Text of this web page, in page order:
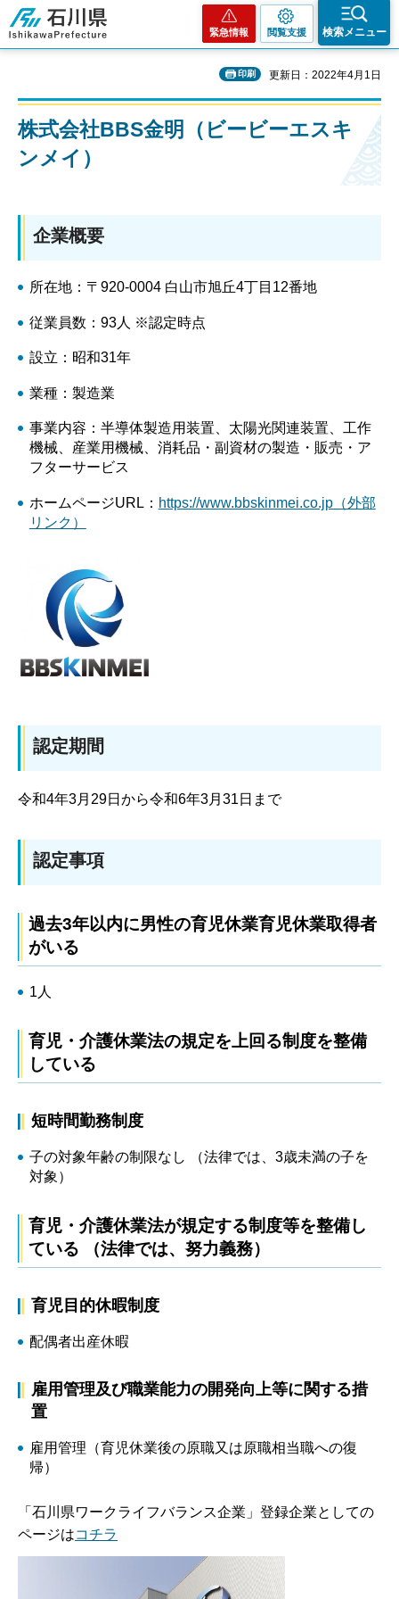
石川県
緊急情報 閲覧支援 検索メニュー
印刷 更新日：2022年4月1日
株式会社BBS金明（ビービーエスキ
ンメイ）
企業概要
所在地：〒920-0004 白山市旭丘4丁目12番地
従業員数：93人 ※認定時点
設立：昭和31年
業種：製造業
事業内容：半導体製造用装置、太陽光関連装置、工作
機械、産業用機械、消耗品・副資材の製造・販売・ア
フターサービス
ホームページURL： https://www.bbskinmei.co.jp（外部
リンク）
認定期間
令和4年3月29日から令和6年3月31日まで
認定事項
過去3年以内に男性の育児休業育児休業取得者
がいる
1人
育児・介護休業法の規定を上回る制度を整備
している
短時間勤務制度
子の対象年齢の制限なし （法律では、3歳未満の子を
対象）
育児・介護休業法が規定する制度等を整備し
ている （法律では、努力義務）
育児目的休暇制度
配偶者出産休暇
雇用管理及び職業能力の開発向上等に関する措
置
雇用管理（育児休業後の原職又は原職相当職への復
帰）
「石川県ワークライフバランス企業」登録企業としての
ページはコチラ